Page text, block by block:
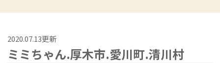
2020.07.13更新
ミミちゃん.厚木市.愛川町.清川村